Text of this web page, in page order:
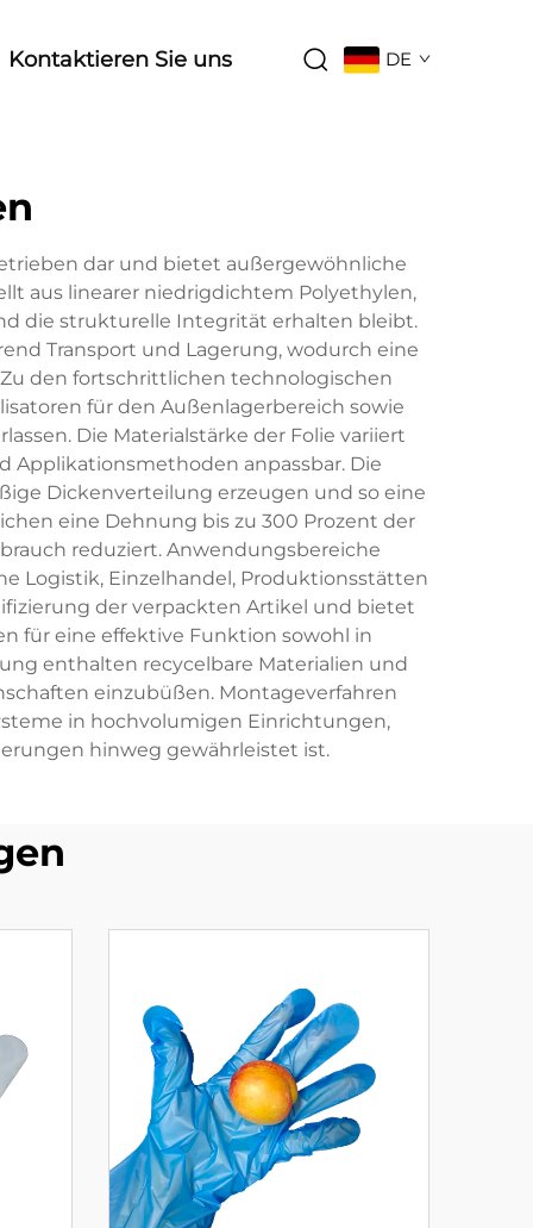
Kontaktieren Sie uns DE
dar und bietet außergewöhnliche
aus linearer niedrigdichtem Polyethylen,
die strukturelle Integrität erhalten bleibt.
Transport und Lagerung, wodurch eine
den fortschrittlichen technologischen
für den Außenlagerbereich sowie
Die Materialstärke der Folie variiert
Applikationsmethoden anpassbar. Die
Dickenverteilung erzeugen und so eine
eine Dehnung bis zu 300 Prozent der
reduziert. Anwendungsbereiche
Logistik, Einzelhandel, Produktionsstätten
der verpackten Artikel und bietet
für eine effektive Funktion sowohl in
enthalten recycelbare Materialien und
einzubüßen. Montageverfahren
in hochvolumigen Einrichtungen,
hinweg gewährleistet ist.